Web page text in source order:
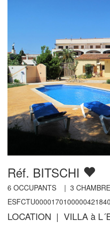
Réf. BITSCHI
6 OCCUPANTS | 3
ESFCTU0000170100000421840
LOCATION | VILLA à